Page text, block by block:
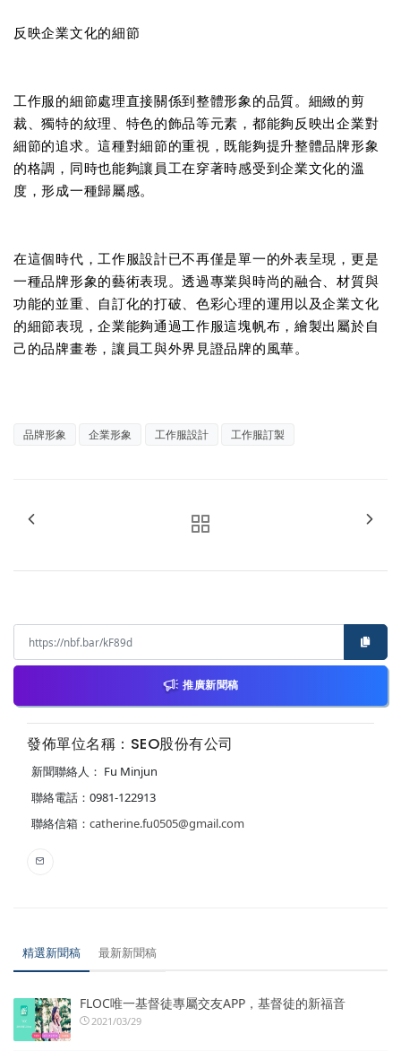
反映企業文化的細節
工作服的細節處理直接關係到整體形象的品質。細緻的剪
裁、獨特的紋理、特色的飾品等元素，都能夠反映出企業對
細節的追求。這種對細節的重視，既能夠提升整體品牌形象
的格調，同時也能夠讓員工在穿著時感受到企業文化的溫
度，形成一種歸屬感。
在這個時代，工作服設計已不再僅是單一的外表呈現，更是
一種品牌形象的藝術表現。透過專業與時尚的融合、材質與
功能的並重、自訂化的打破、色彩心理的運用以及企業文化
的細節表現，企業能夠通過工作服這塊帆布，繪製出屬於自
己的品牌畫卷，讓員工與外界見證品牌的風華。
品牌形象 企業形象 工作服設計 工作服訂製
推廣新聞稿
發佈單位名稱：SEO股份有公司
新聞聯絡人： Fu Minjun
聯絡電話：0981-122913
聯絡信箱： catherine.fu0505@gmail.com
精選新聞稿 最新新聞稿
FLOC唯一基督徒專屬交友APP，基督徒的新福音
2021/03/29